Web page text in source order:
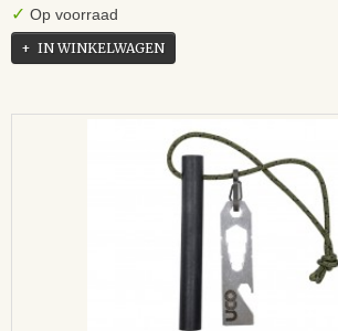
✓ Op voorraad
IN WINKELWAGEN